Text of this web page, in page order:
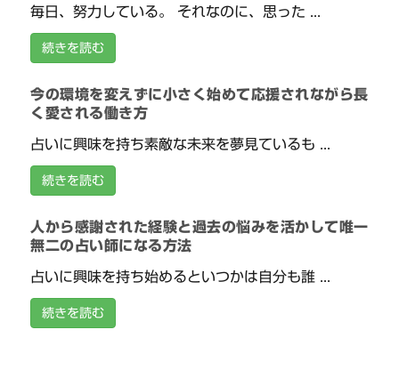
毎日、努力している。 それなのに、思った ...
続きを読む
今の環境を変えずに小さく始めて応援されながら長
く愛される働き方
占いに興味を持ち素敵な未来を夢見ているも ...
続きを読む
人から感謝された経験と過去の悩みを活かして唯一
無二の占い師になる方法
占いに興味を持ち始めるといつかは自分も誰 ...
続きを読む